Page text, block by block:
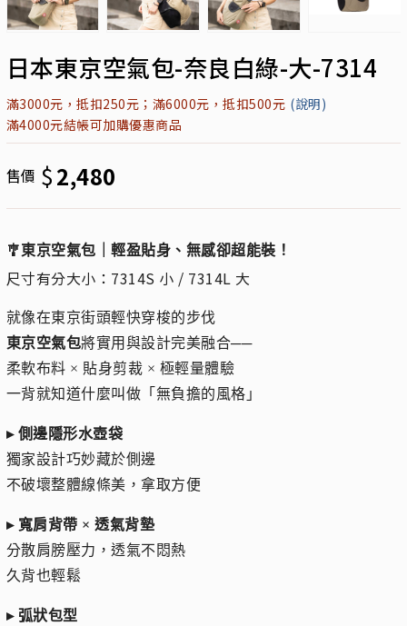
日本東京空氣包-奈良白綠-大-7314
滿3000元，抵扣250元；滿6000元，抵扣500元 (說明)
滿4000元結帳可加購優惠商品
售價 $2,480
🎐東京空氣包｜輕盈貼身、無感卻超能裝！
尺寸有分大小：7314S 小 / 7314L 大
就像在東京街頭輕快穿梭的步伐
東京空氣包將實用與設計完美融合──
柔軟布料 × 貼身剪裁 × 極輕量體驗
一背就知道什麼叫做「無負擔的風格」
▸ 側邊隱形水壺袋
獨家設計巧妙藏於側邊
不破壞整體線條美，拿取方便
▸ 寬肩背帶 × 透氣背墊
分散肩膀壓力，透氣不悶熱
久背也輕鬆
▸ 弧狀包型